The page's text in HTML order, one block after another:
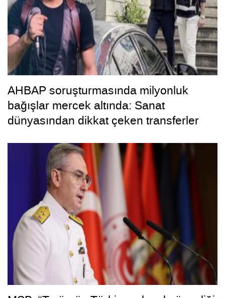
AHBAP soruşturmasında milyonluk
bağışlar mercek altında: Sanat
dünyasından dikkat çeken transferler